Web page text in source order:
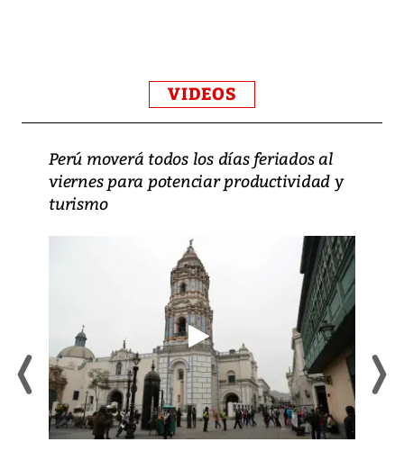
VIDEOS
Perú moverá todos los días feriados al
viernes para potenciar productividad y
turismo